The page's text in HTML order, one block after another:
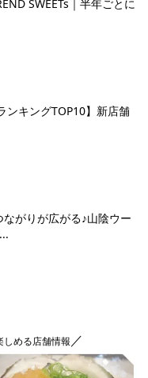
SWEETs｜半年ごとに
ンキングTOP10】新店舗
ながりが広がる♪山陰ウー
しめる店舗情報 ／